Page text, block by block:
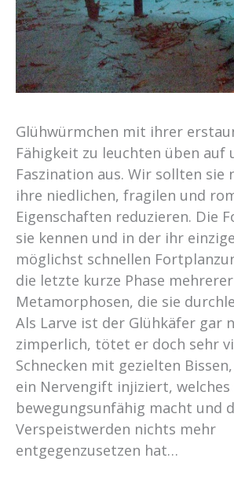
Glühwürmchen mit ihrer
Fähigkeit zu leuchten üben auf
Faszination aus. Wir sollten sie
ihre niedlichen, fragilen und
Eigenschaften reduzieren. Die
sie kennen und in der ihr
möglichst schnellen
die letzte kurze Phase mehrerer
Metamorphosen, die sie
Als Larve ist der Glühkäfer gar
zimperlich, tötet er doch sehr
Schnecken mit gezielten
ein Nervengift injiziert,
bewegungsunfähig macht und
Verspeistwerden nichts mehr
entgegenzusetzen hat…